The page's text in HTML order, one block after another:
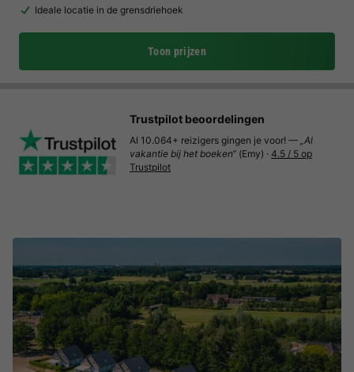
Ideale locatie in de grensdriehoek
Toon prijzen
Trustpilot beoordelingen
Al 10.064+ reizigers gingen je voor! — „Al
vakantie bij het boeken“ (Emy) · 4.5 / 5 op
Trustpilot